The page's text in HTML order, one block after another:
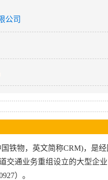
公司
铁物，英文简称CRM)，是
交通业务重组设立的大型企
）。